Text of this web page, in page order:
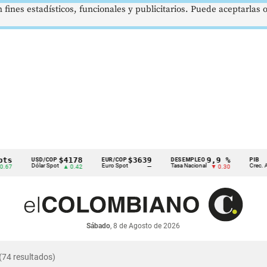
USD/COP
Dólar Spot
$4178
▲ 0.42
EUR/COP
Euro Spot
$3639 DESEMPLEO
Tasa Nacional
9,9 %
▼ 0.30 Crec. Anual
Sábado, 8 de Agosto de 2026
(74 resultados)
estadísticos, funcionales y publicitarios. Puede aceptarlas